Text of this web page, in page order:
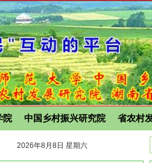
院 中国乡村振兴研究院 省农村
2026年8月8日 星期六